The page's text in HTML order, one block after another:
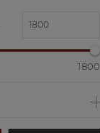
1800